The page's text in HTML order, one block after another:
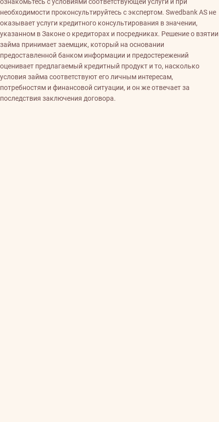
ознакомьтесь с условиями соответствующей услуги и при
необходимости проконсультируйтесь с экспертом. Swedbank AS не
оказывает услуги кредитного консультирования в значении,
указанном в Законе о кредиторах и посредниках. Решение о взятии
займа принимает заемщик, который на основании
предоставленной банком информации и предостережений
оценивает предлагаемый кредитный продукт и то, насколько
условия займа соответствуют его личным интересам,
потребностям и финансовой ситуации, и он же отвечает за
последствия заключения договора.